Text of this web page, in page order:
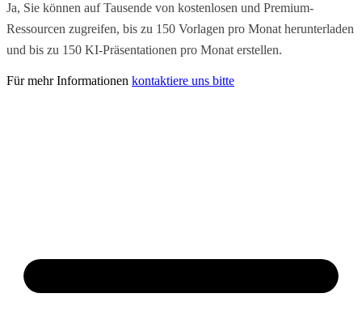
Ja, Sie können auf Tausende von kostenlosen und Premium-
Ressourcen zugreifen, bis zu 150 Vorlagen pro Monat herunterladen
und bis zu 150 KI-Präsentationen pro Monat erstellen.
Für mehr Informationen kontaktiere uns bitte